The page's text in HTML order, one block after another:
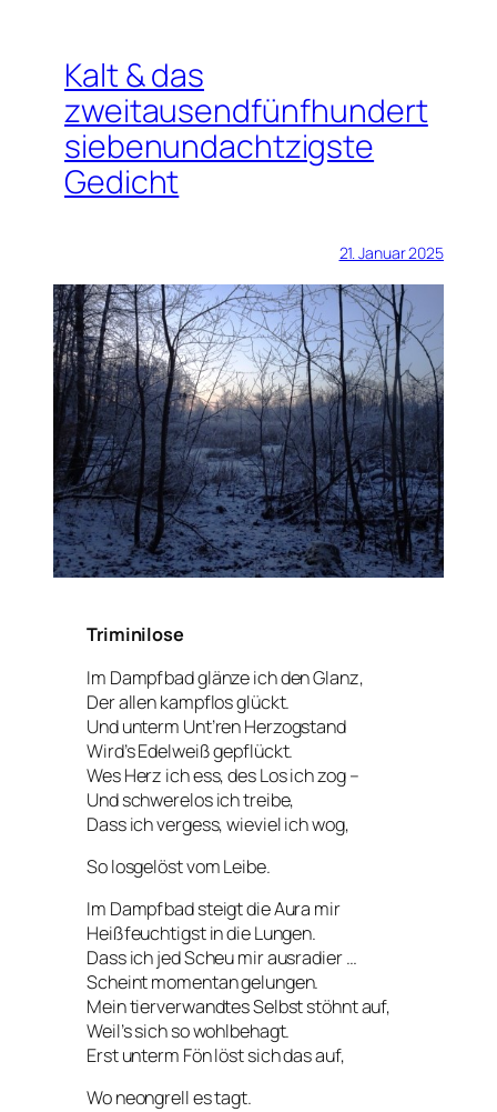
Kalt & das
zweitausendfünfhundert
siebenundachtzigste
Gedicht
21. Januar 2025
Triminilose
Im Dampfbad glänze ich den Glanz,
Der allen kampflos glückt.
Und unterm Unt’ren Herzogstand
Wird’s Edelweiß gepflückt.
Wes Herz ich ess, des Los ich zog –
Und schwerelos ich treibe,
Dass ich vergess, wieviel ich wog,
So losgelöst vom Leibe.
Im Dampfbad steigt die Aura mir
Heißfeuchtigst in die Lungen.
Dass ich jed Scheu mir ausradier …
Scheint momentan gelungen.
Mein tierverwandtes Selbst stöhnt auf,
Weil’s sich so wohlbehagt.
Erst unterm Fön löst sich das auf,
Wo neongrell es tagt.